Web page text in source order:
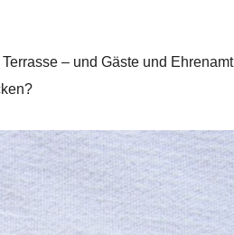
– und Gäste und Ehrenamt